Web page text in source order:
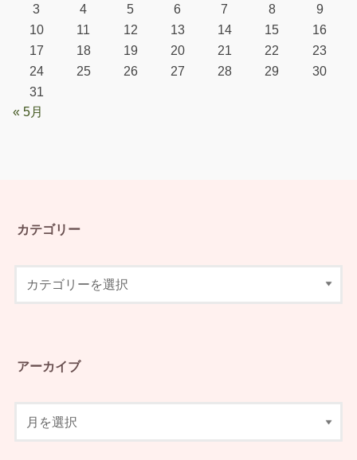
3
4 5 6 7 8
9
10
11 12 13 14 15
16
17
18 19 20 21 22
23
24
25 26 27 28 29
30
31
« 5月
カテゴリー
アーカイブ